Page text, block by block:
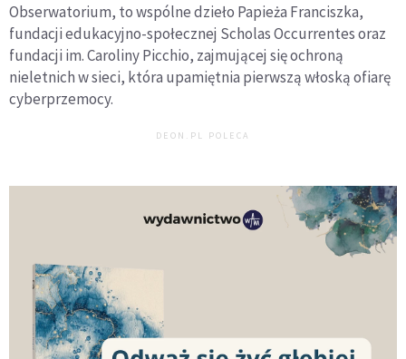
Obserwatorium, to wspólne dzieło Papieża Franciszka,
fundacji edukacyjno-społecznej Scholas Occurrentes oraz
fundacji im. Caroliny Picchio, zajmującej się ochroną
nieletnich w sieci, która upamiętnia pierwszą włoską ofiarę
cyberprzemocy.
DEON.PL POLECA